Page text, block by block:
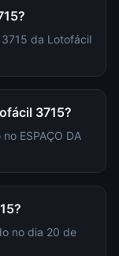
da Lotofácil
3715?
ESPAÇO DA
no dia 20 de